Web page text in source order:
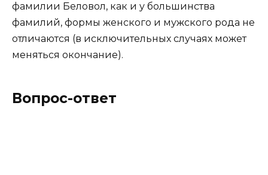
фамилии Беловол, как и у большинства
фамилий, формы женского и мужского рода не
отличаются (в исключительных случаях может
меняться окончание).
Вопрос-ответ